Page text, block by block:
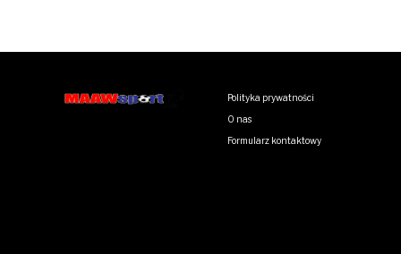
Polityka prywatności
O nas
Formularz kontaktowy